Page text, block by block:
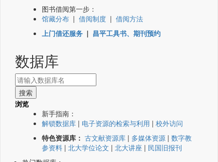
图书借阅第一步：
馆藏分布 | 借阅制度 | 借阅方法
上门借还服务 | 昌平工具书、期刊预约
数据库
浏览
新手指南：
解锁数据库 | 电子资源的检索与利用 | 校外访问
特色资源库： 古文献资源库 | 多媒体资源 | 数字教
参资料 | 北大学位论文 | 北大讲座 | 民国旧报刊